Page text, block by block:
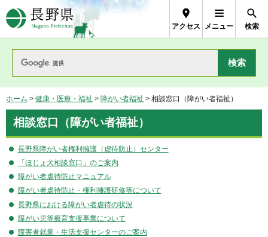
長野県Nagano Prefecture
アクセス メニュー 検索
ホーム > 健康・医療・福祉 > 障がい者福祉 > 相談窓口（障がい者福祉）
相談窓口（障がい者福祉）
長野県障がい者権利擁護（虐待防止）センター
「ほじょ犬相談窓口」のご案内
障がい者虐待防止マニュアル
障がい者虐待防止・権利擁護研修等について
長野県における障がい者虐待の状況
障がい児等療育支援事業について
障害者就業・生活支援センターのご案内